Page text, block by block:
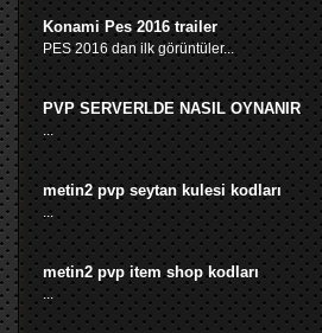
Konami Pes 2016 trailer
PES 2016 dan ilk görüntüler...
PVP SERVERLDE NASIL OYNANIR
...
metin2 pvp seytan kulesi kodları
...
metin2 pvp item shop kodları
...